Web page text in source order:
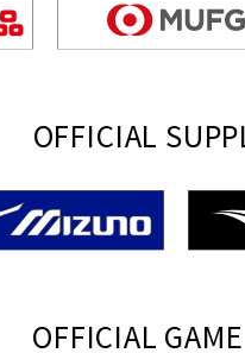
OFFICIAL
OFFICIAL